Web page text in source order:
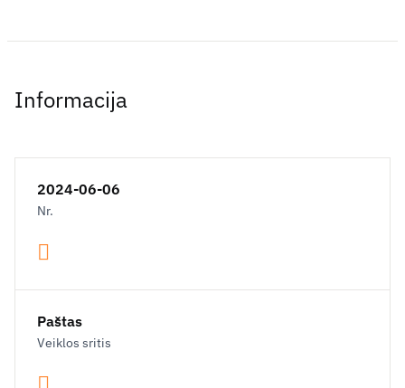
Informacija
2024-06-06
Nr.
Paštas
Veiklos sritis